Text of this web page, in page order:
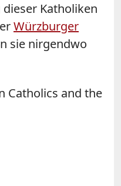
Katholiken
Würzburger
sie nirgendwo
Catholics and the